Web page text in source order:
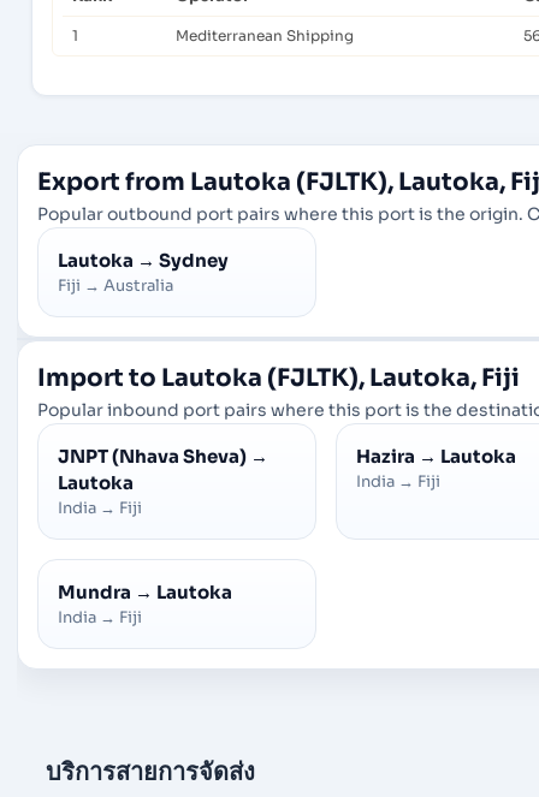
1 Mediterranean Shipping
Export from Lautoka (FJLTK), Lautoka,
Popular outbound port pairs where this port is the origin.
Lautoka → Sydney
Fiji → Australia
Import to Lautoka (FJLTK), Lautoka, Fiji
Popular inbound port pairs where this port is the
JNPT (Nhava Sheva) →
Lautoka
India → Fiji
Hazira → Lautoka
India → Fiji
Mundra → Lautoka
India → Fiji
บริการสายการจัดส่ง